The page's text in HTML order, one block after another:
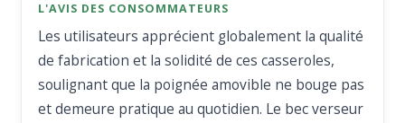
L'AVIS DES CONSOMMATEURS
Les utilisateurs apprécient globalement la qualité
de fabrication et la solidité de ces casseroles,
soulignant que la poignée amovible ne bouge pas
et demeure pratique au quotidien. Le bec verseur